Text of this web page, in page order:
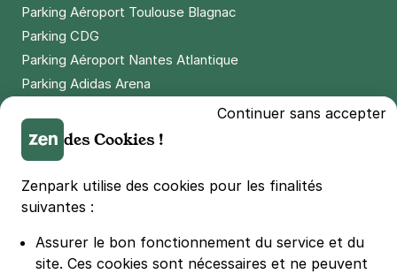
Réserver
+ Abonnements disponibles
Paris - Châtelet - Forum des Halles
12 rue de Turbigo
75001
4 €/heure 36 €/jour,
+ Abonnements disponibles
Parking Aéroport Toulouse Blagnac
Parking CDG
Parking Aéroport Nantes Atlantique
Parking Adidas Arena
Parking LDLC Arena
Parking Stade Pierre Mauroy
Parking Groupama Stadium
Parking Vélodrome
Parking Bercy
Continuer sans accepter
des Cookies !
Zenpark utilise des cookies pour les finalités
suivantes :
Assurer le bon fonctionnement du service et du
site. Ces cookies sont nécessaires et ne peuvent